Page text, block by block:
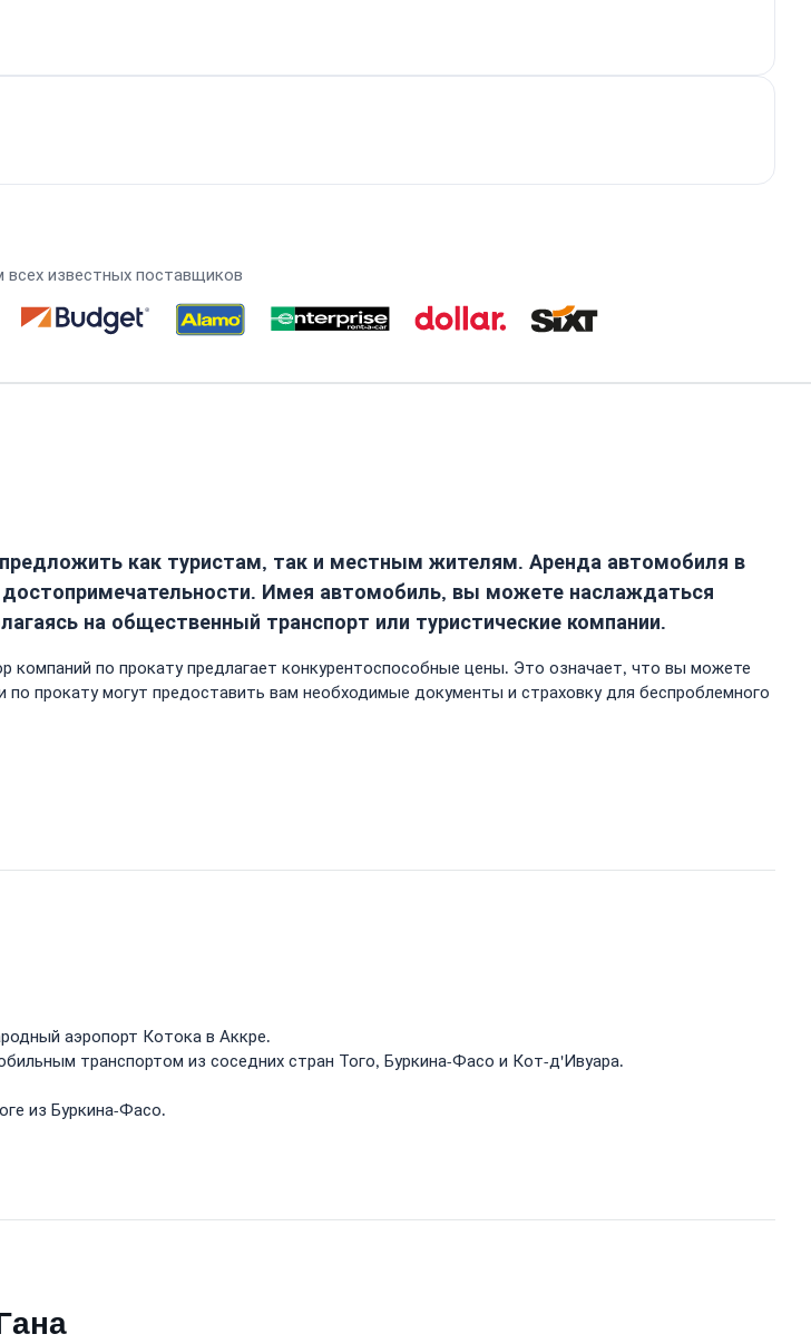
известных поставщиков
как туристам, так и местным жителям. Аренда автомобиля в
Имея автомобиль, вы можете наслаждаться
на общественный транспорт или туристические компании.
по прокату предлагает конкурентоспособные цены. Это означает, что вы можете
прокату могут предоставить вам необходимые документы и страховку для беспроблемного
аэропорт Котока в Аккре.
транспортом из соседних стран Того, Буркина-Фасо и Кот-д'Ивуара.
из Буркина-Фасо.